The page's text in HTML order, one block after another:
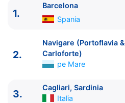
Costa Cruises
1.
Barcelona
Spania
2.
Navigare (Portoflavia &
Carloforte)
pe Mare
3.
Cagliari, Sardinia
Italia